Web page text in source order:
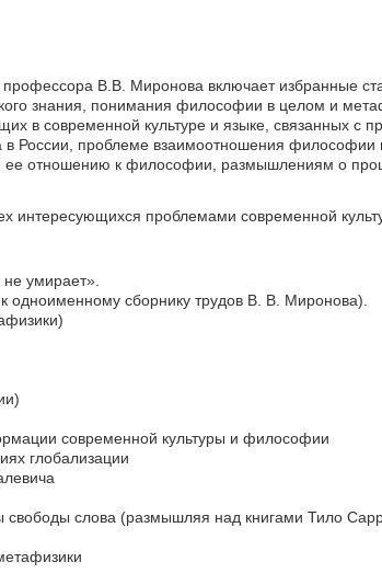
В.В. Миронова включает избранные
знания, понимания философии в целом и
в современной культуре и языке, связанных с
России, проблеме взаимоотношения философии
ее отношению к философии, размышлениям о
интересующихся проблемами современной
умирает».
одноименному сборнику трудов В. В. Миронова).
современной культуры и философии
глобализации
свободы слова (размышляя над книгами Тило